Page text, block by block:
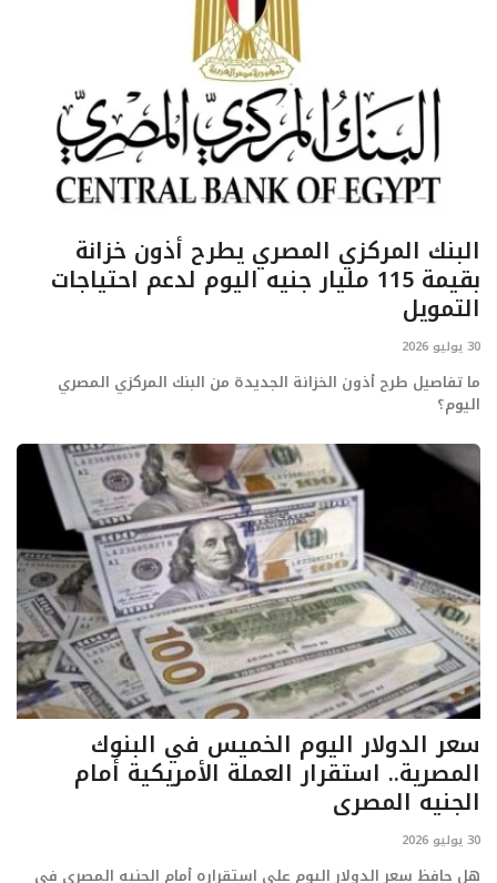
البنك المركزي المصري يطرح أذون خزانة
بقيمة 115 مليار جنيه اليوم لدعم احتياجات
التمويل
30 يوليو 2026
ما تفاصيل طرح أذون الخزانة الجديدة من البنك المركزي المصري
اليوم؟
سعر الدولار اليوم الخميس في البنوك
المصرية.. استقرار العملة الأمريكية أمام
الجنيه المصري
30 يوليو 2026
هل حافظ سعر الدولار اليوم على استقراره أمام الجنيه المصري في